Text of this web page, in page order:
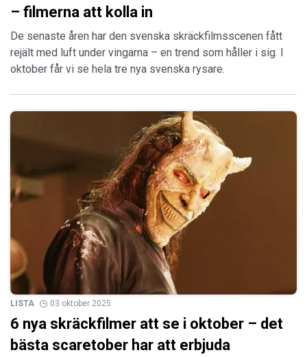
– filmerna att kolla in
De senaste åren har den svenska skräckfilmsscenen fått
rejält med luft under vingarna – en trend som håller i sig. I
oktober får vi se hela tre nya svenska rysare.
LISTA 03 oktober 2025
6 nya skräckfilmer att se i oktober – det
bästa scaretober har att erbjuda